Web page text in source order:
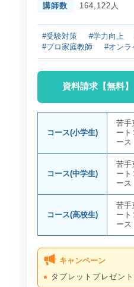
講師数
164,122人
#受験対策 #学力向上
#プロ家庭教師
#オンラ
資料請求【無料】
コース(小学生)
苦手
ート
ース
コース(中学生)
苦手
ート
ース
コース(高校生)
苦手
ート
ース
キャンペーン
タブレットプレゼン